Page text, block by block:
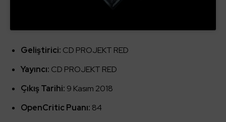
Geliştirici: CD PROJEKT RED
Yayıncı: CD PROJEKT RED
Çıkış Tarihi: 9 Kasım 2018
OpenCritic Puanı: 84